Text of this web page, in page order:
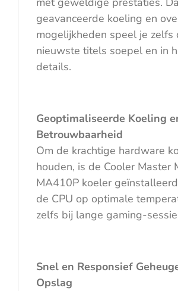
geavanceerde koeling en
mogelijkheden speel je zelfs
nieuwste titels soepel en in
details.
Geoptimaliseerde Koeling
Betrouwbaarheid
Om de krachtige hardware
houden, is de Cooler Master
MA410P koeler
de CPU op optimale
zelfs bij lange gaming-
Snel en Responsief
Opslag